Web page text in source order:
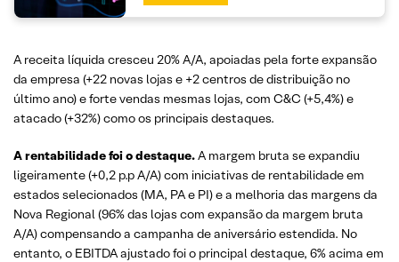
A receita líquida cresceu 20% A/A, apoiadas pela forte expansão
da empresa (+22 novas lojas e +2 centros de distribuição no
último ano) e forte vendas mesmas lojas, com C&C (+5,4%) e
atacado (+32%) como os principais destaques.
A rentabilidade foi o destaque.A margem bruta se expandiu
ligeiramente (+0,2 p.p A/A) com iniciativas de rentabilidade em
estados selecionados (MA, PA e PI) e a melhoria das margens da
Nova Regional (96% das lojas com expansão da margem bruta
A/A) compensando a campanha de aniversário estendida. No
entanto, o EBITDA ajustado foi o principal destaque, 6% acima em